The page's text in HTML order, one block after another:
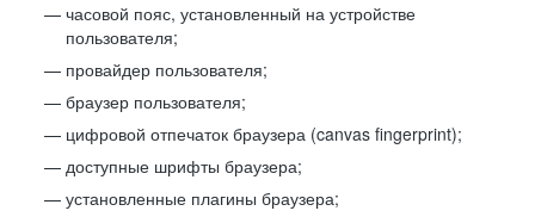
часовой пояс, установленный на устройстве
пользователя;
провайдер пользователя;
браузер пользователя;
цифровой отпечаток браузера (canvas fingerprint);
доступные шрифты браузера;
установленные плагины браузера;